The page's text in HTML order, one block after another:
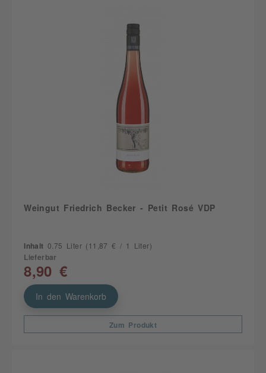
Weingut Friedrich Becker - Petit Rosé VDP
Inhalt 0.75 Liter (11,87 € / 1 Liter)
Lieferbar
8,90 €
In den Warenkorb
Zum Produkt